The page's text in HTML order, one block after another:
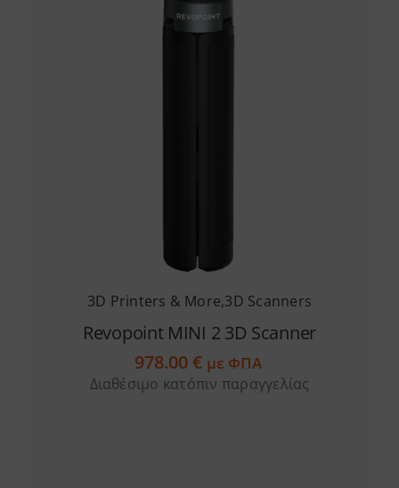
3D Printers & More,3D Scanners
Revopoint MINI 2 3D Scanner
978.00€ με ΦΠΑ
Διαθέσιμο κατόπιν παραγγελίας